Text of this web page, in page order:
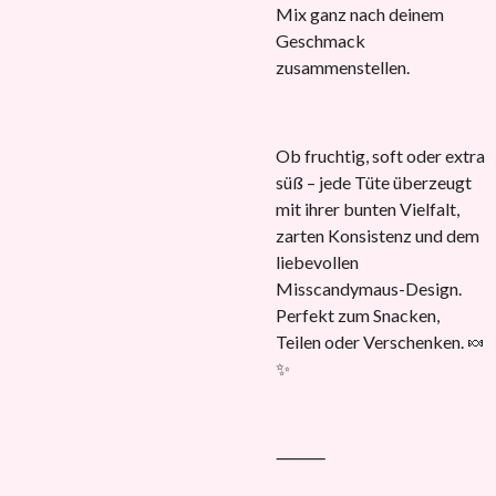
Mix ganz nach deinem
Geschmack
zusammenstellen.
Ob fruchtig, soft oder extra
süß – jede Tüte überzeugt
mit ihrer bunten Vielfalt,
zarten Konsistenz und dem
liebevollen
Misscandymaus-Design.
Perfekt zum Snacken,
Teilen oder Verschenken. 🍬
✨
⸻